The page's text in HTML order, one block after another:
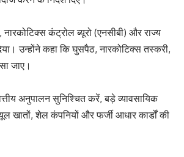
नारकोटिक्स कंट्रोल ब्यूरो (एनसीबी) और राज्य
उन्होंने कहा कि घुसपैठ, नारकोटिक्स तस्करी,
जाए।
अनुपालन सुनिश्चित करें, बड़े व्यावसायिक
खातों, शेल कंपनियों और फर्जी आधार कार्डों की